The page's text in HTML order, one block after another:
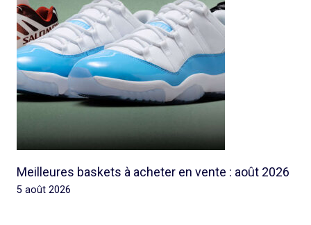
Meilleures baskets à acheter en vente : août 2026
5 août 2026